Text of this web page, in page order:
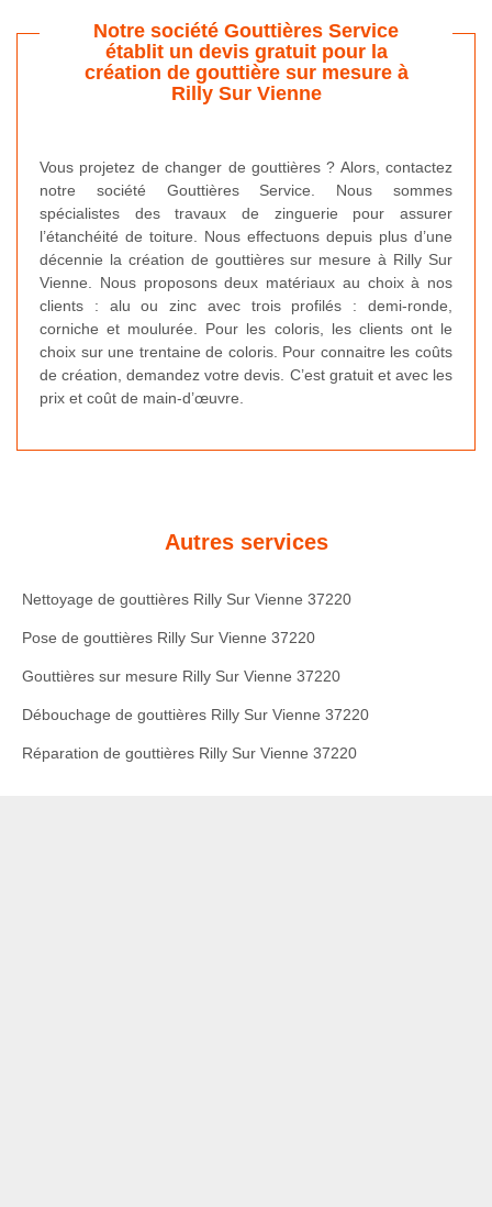
Notre société Gouttières Service
établit un devis gratuit pour la
création de gouttière sur mesure à
Rilly Sur Vienne
Vous projetez de changer de gouttières ? Alors, contactez
notre société Gouttières Service. Nous sommes
spécialistes des travaux de zinguerie pour assurer
l’étanchéité de toiture. Nous effectuons depuis plus d’une
décennie la création de gouttières sur mesure à Rilly Sur
Vienne. Nous proposons deux matériaux au choix à nos
clients : alu ou zinc avec trois profilés : demi-ronde,
corniche et moulurée. Pour les coloris, les clients ont le
choix sur une trentaine de coloris. Pour connaitre les coûts
de création, demandez votre devis. C’est gratuit et avec les
prix et coût de main-d’œuvre.
Autres services
Nettoyage de gouttières Rilly Sur Vienne 37220
Pose de gouttières Rilly Sur Vienne 37220
Gouttières sur mesure Rilly Sur Vienne 37220
Débouchage de gouttières Rilly Sur Vienne 37220
Réparation de gouttières Rilly Sur Vienne 37220